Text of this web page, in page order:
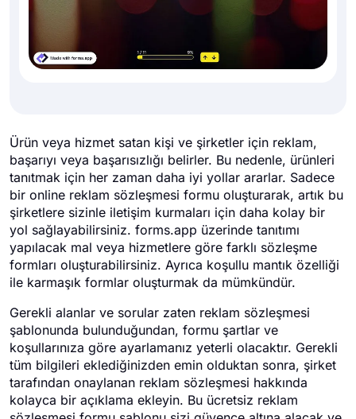
Ürün veya hizmet satan kişi ve şirketler için reklam,
başarıyı veya başarısızlığı belirler. Bu nedenle, ürünleri
tanıtmak için her zaman daha iyi yollar ararlar. Sadece
bir online reklam sözleşmesi formu oluşturarak, artık bu
şirketlere sizinle iletişim kurmaları için daha kolay bir
yol sağlayabilirsiniz. forms.app üzerinde tanıtımı
yapılacak mal veya hizmetlere göre farklı sözleşme
formları oluşturabilirsiniz. Ayrıca koşullu mantık özelliği
ile karmaşık formlar oluşturmak da mümkündür.
Gerekli alanlar ve sorular zaten reklam sözleşmesi
şablonunda bulunduğundan, formu şartlar ve
koşullarınıza göre ayarlamanız yeterli olacaktır. Gerekli
tüm bilgileri eklediğinizden emin olduktan sonra, şirket
tarafından onaylanan reklam sözleşmesi hakkında
kolayca bir açıklama ekleyin. Bu ücretsiz reklam